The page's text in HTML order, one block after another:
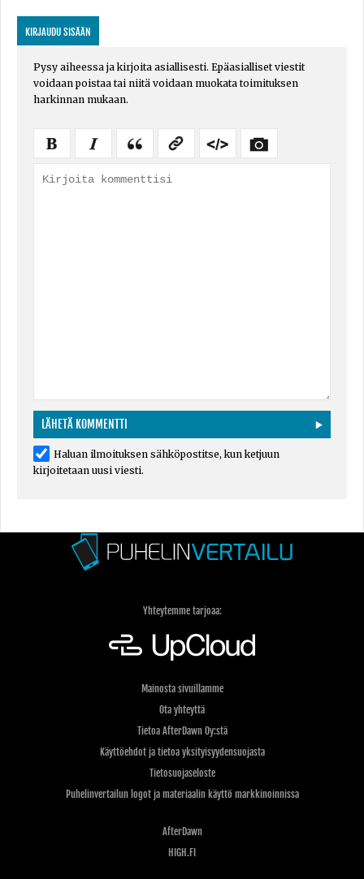
KIRJAUDU SISÄÄN
Pysy aiheessa ja kirjoita asiallisesti. Epäasialliset viestit
voidaan poistaa tai niitä voidaan muokata toimituksen
harkinnan mukaan.
Haluan ilmoituksen sähköpostitse, kun ketjuun
kirjoitetaan uusi viesti.
Yhteytemme tarjoaa:
Mainosta sivuillamme
Ota yhteyttä
Tietoa AfterDawn Oy:stä
Käyttöehdot ja tietoa yksityisyydensuojasta
Tietosuojaseloste
Puhelinvertailun logot ja materiaalin käyttö markkinoinnissa
AfterDawn
HIGH.FI